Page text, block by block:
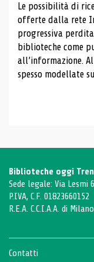
Le possibilità di
offerte dalla rete
progressiva
biblioteche come
all’informazione.
spesso modellate
Biblioteche oggi
Sede legale: Via Lesmi
P.IVA, C.F. 01823660152
R.E.A. C.C.I.A.A. di
Contatti